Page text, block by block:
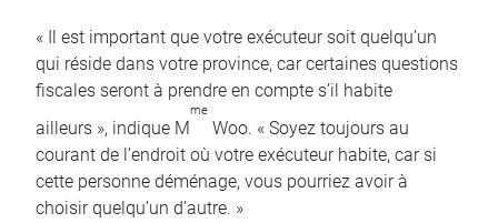
« Il est important que votre exécuteur soit quelqu’un
qui réside dans votre province, car certaines questions
fiscales seront à prendre en compte s’il habite
ailleurs », indique M
me
Woo. « Soyez toujours au
courant de l’endroit où votre exécuteur habite, car si
cette personne déménage, vous pourriez avoir à
choisir quelqu’un d’autre. »